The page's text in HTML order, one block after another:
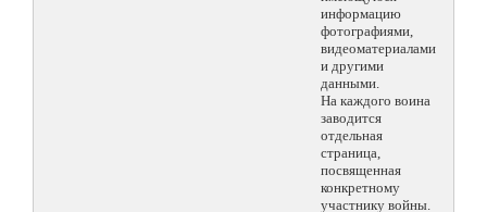
информацию
фотографиями,
видеоматериалами
и другими
данными.
На каждого воина
заводится
отдельная
страница,
посвященная
конкретному
участнику войны.